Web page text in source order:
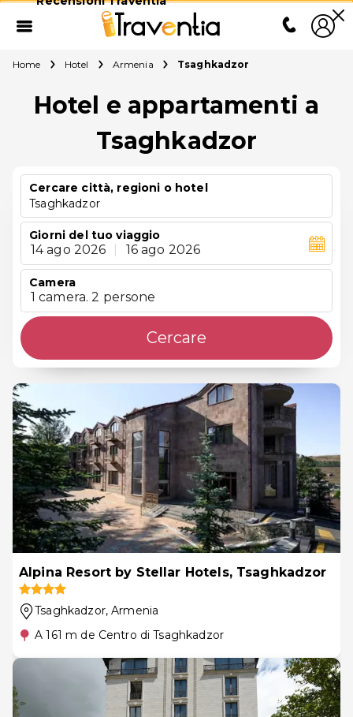
Home Hotel Armenia Tsaghkadzor
Hotel e appartamenti a
Tsaghkadzor
Cercare città, regioni o hotel
Tsaghkadzor
Giorni del tuo viaggio
14 ago 2026 16 ago 2026
Camera
1 camera. 2 persone
Cercare
Alpina Resort by Stellar Hotels, Tsaghkadzor
Tsaghkadzor, Armenia
A 161 m de Centro di Tsaghkadzor